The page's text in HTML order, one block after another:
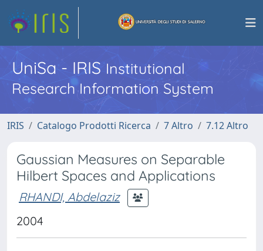
UniSa - IRISInstitutional
Research Information System
IRIS Catalogo Prodotti Ricerca 7 Altro 7.12 Altro
Gaussian Measures on Separable
Hilbert Spaces and Applications
RHANDI, Abdelaziz
2004